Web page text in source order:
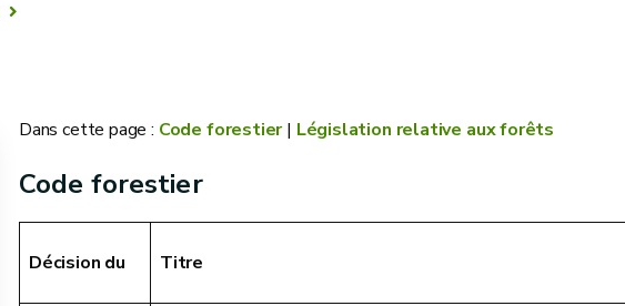
Dans cette page : Code forestier| Législation relative aux forêts
Code forestier
Décision du Titre